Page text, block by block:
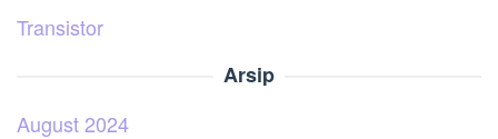
Transistor
Arsip
August 2024